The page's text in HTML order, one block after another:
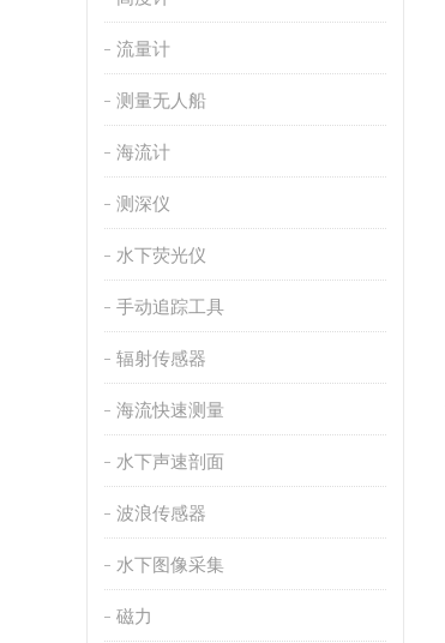
流量计
测量无人船
海流计
测深仪
水下荧光仪
手动追踪工具
辐射传感器
海流快速测量
水下声速剖面
波浪传感器
水下图像采集
磁力